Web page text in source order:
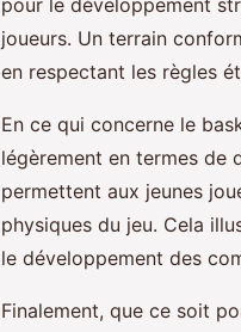
pour le développement
joueurs. Un terrain
en respectant les règles
En ce qui concerne le
légèrement en termes de
permettent aux jeunes
physiques du jeu. Cela
le développement des
Finalement, que ce soit